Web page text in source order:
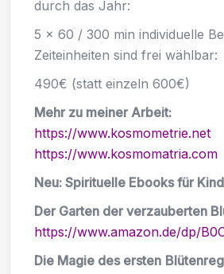
durch das Jahr:
5 x 60 / 300 min individuelle
Zeiteinheiten sind frei wählbar:
490€ (statt einzeln 600€)
Mehr zu meiner Arbeit:
https://www.kosmometrie.net
https://www.kosmomatria.com
Neu: Spirituelle Ebooks für
Der Garten der verzauberten
https://www.amazon.de/dp/
Die Magie des ersten